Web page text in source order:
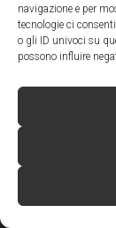
navigazione e per
tecnologie ci
o gli ID univoci su
possono influire
IL